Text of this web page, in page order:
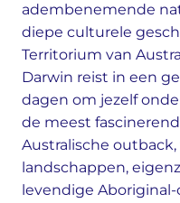
adembenemende
diepe culturele
Territorium van
Darwin reist in een
dagen om jezelf
de meest
Australische
landschappen,
levendige Aboriginal-